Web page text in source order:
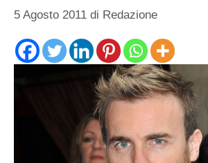
5 Agosto 2011 di Redazione